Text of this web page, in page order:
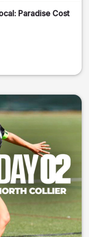
Paradise Cost